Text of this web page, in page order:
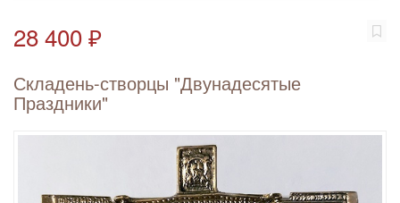
28 400 ₽
Складень-створцы "Двунадесятые
Праздники"